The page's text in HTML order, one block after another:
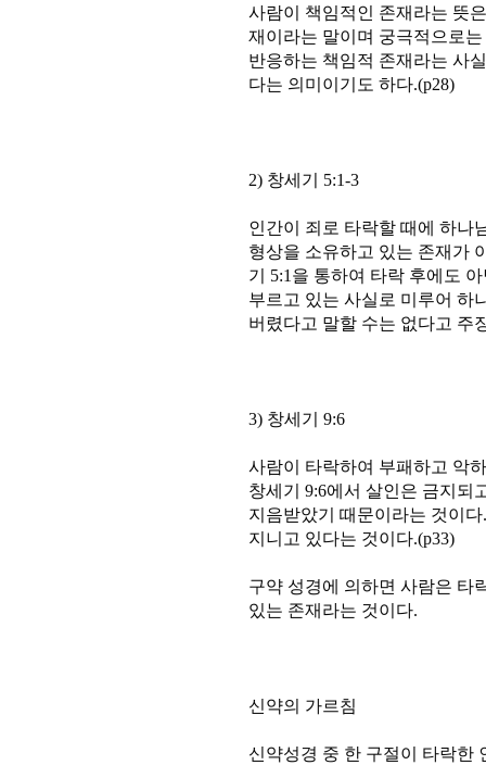
사람이 책임적인 존재라는 뜻
재이라는 말이며 궁극적으로
반응하는 책임적 존재라는 사
다는 의미이기도 하다.(p28)
2) 창세기 5:1-3
인간이 죄로 타락할 때에 하나
형상을 소유하고 있는 존재가
기 5:1을 통하여 타락 후에도
부르고 있는 사실로 미루어 하
버렸다고 말할 수는 없다고 주
3) 창세기 9:6
사람이 타락하여 부패하고 악
창세기 9:6에서 살인은 금지되
지음받았기 때문이라는 것이
지니고 있다는 것이다.(p33)
구약 성경에 의하면 사람은 타
있는 존재라는 것이다.
신약의 가르침
신약성경 중 한 구절이 타락한